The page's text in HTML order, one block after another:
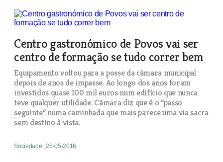
Centro gastronómico de Povos vai ser
centro de formação se tudo correr bem
Equipamento voltou para a posse da câmara municipal
depois de anos de impasse. Ao longo dos anos foram
investidos quase 100 mil euros num edifício que nunca
teve qualquer utilidade. Câmara diz que é o “passo
seguinte” numa caminhada que mais parece uma via sacra
sem destino à vista.
Sociedade | 25-05-2016